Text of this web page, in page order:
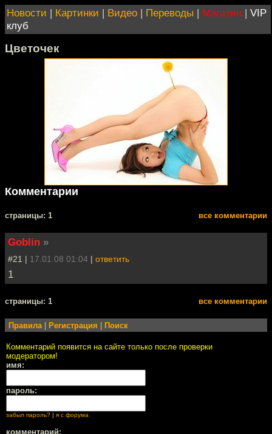
Новости | Картинки | Видео | Переводы | Магазин | VIP
клуб
Цветочек
Комментарии
cтраницы: 1 все комментарии
Goblin »
#21 | 17.01.08 01:04 | ответить
1
cтраницы: 1 все комментарии
Правила Регистрация Поиск
Комментарий появится на сайте только после проверки
модератором!
имя:
пароль:
забыл пароль? | я с форума
комментарий: